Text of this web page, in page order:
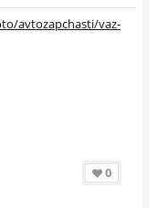
avtozapchasti/vaz-
0